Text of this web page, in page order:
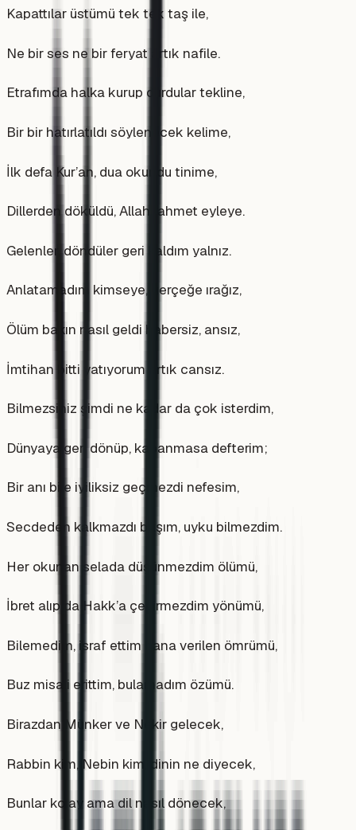
Kapattılar üstümü tek tek taş ile,
Ne bir ses ne bir feryat artık nafile.
Etrafımda halka kurup durdular tekline,
Bir bir hatırlatıldı söylenecek kelime,
İlk defa Kur’an, dua okundu tinime,
Dillerden döküldü, Allah rahmet eyleye.
Gelenler, döndüler geri kaldım yalnız.
Anlatamadım kimseye, gerçeğe ırağız,
Ölüm bakın nasıl geldi habersiz, ansız,
İmtihan bitti yatıyorum artık cansız.
Bilmezsiniz şimdi ne kadar da çok isterdim,
Dünyaya geri dönüp, kapanmasa defterim;
Bir anı bile iyiliksiz geçmezdi nefesim,
Secdeden kalkmazdı başım, uyku bilmezdim.
Her okunan selada düşünmezdim ölümü,
İbret alıp da Hakk’a çevirmezdim yönümü,
Bilemedim, israf ettim bana verilen ömrümü,
Buz misali erittim, bulamadım özümü.
Birazdan Münker ve Nekir gelecek,
Rabbin kim, Nebin kim, dinin ne diyecek,
Bunlar kolay ama dil nasıl dönecek,